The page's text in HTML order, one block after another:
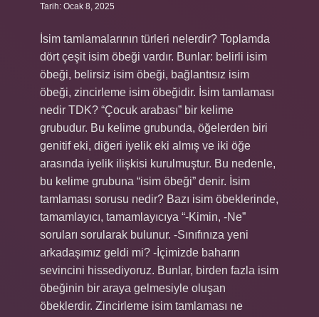
Tarih: Ocak 8, 2025
İsim tamlamalarının türleri nelerdir? Toplamda
dört çeşit isim öbeği vardır. Bunlar: belirli isim
öbeği, belirsiz isim öbeği, bağlantısız isim
öbeği, zincirleme isim öbeğidir. İsim tamlaması
nedir TDK? “Çocuk arabası” bir kelime
grubudur. Bu kelime grubunda, öğelerden biri
genitif eki, diğeri iyelik eki almış ve iki öğe
arasında iyelik ilişkisi kurulmuştur. Bu nedenle,
bu kelime grubuna “isim öbeği” denir. İsim
tamlaması sorusu nedir? Bazı isim öbeklerinde,
tamamlayıcı, tamamlayıcıya “-Kimin, -Ne”
soruları sorularak bulunur. -Sınıfınıza yeni
arkadaşımız geldi mi? -İçimizde baharın
sevincini hissediyoruz. Bunlar, birden fazla isim
öbeğinin bir araya gelmesiyle oluşan
öbeklerdir. Zincirleme isim tamlaması ne